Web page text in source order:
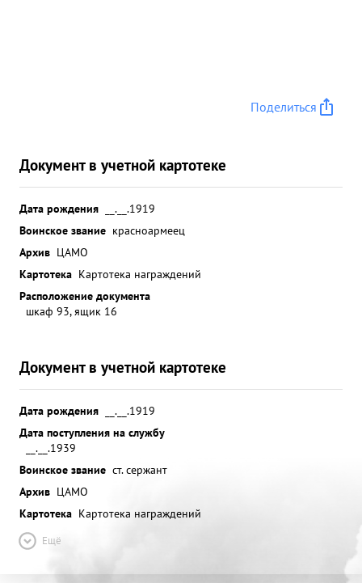
Поделиться
Документ в учетной картотеке
Дата рождения
__.__.1919
Воинское звание красноармеец
Архив ЦАМО
Картотека Картотека награждений
Расположение документа
шкаф 93, ящик 16
Документ в учетной картотеке
Дата рождения
__.__.1919
Дата поступления на службу
__.__.1939
Воинское звание ст. сержант
Архив ЦАМО
Картотека Картотека награждений
Ещё